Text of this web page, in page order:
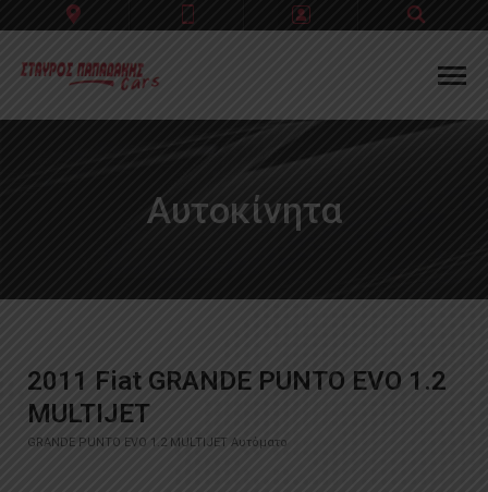
Account
Check Out
Sign Out
Αυτοκίνητα
2011 Fiat GRANDE PUNTO EVO 1.2
MULTIJET
GRANDE PUNTO EVO 1.2 MULTIJET Αυτόματο